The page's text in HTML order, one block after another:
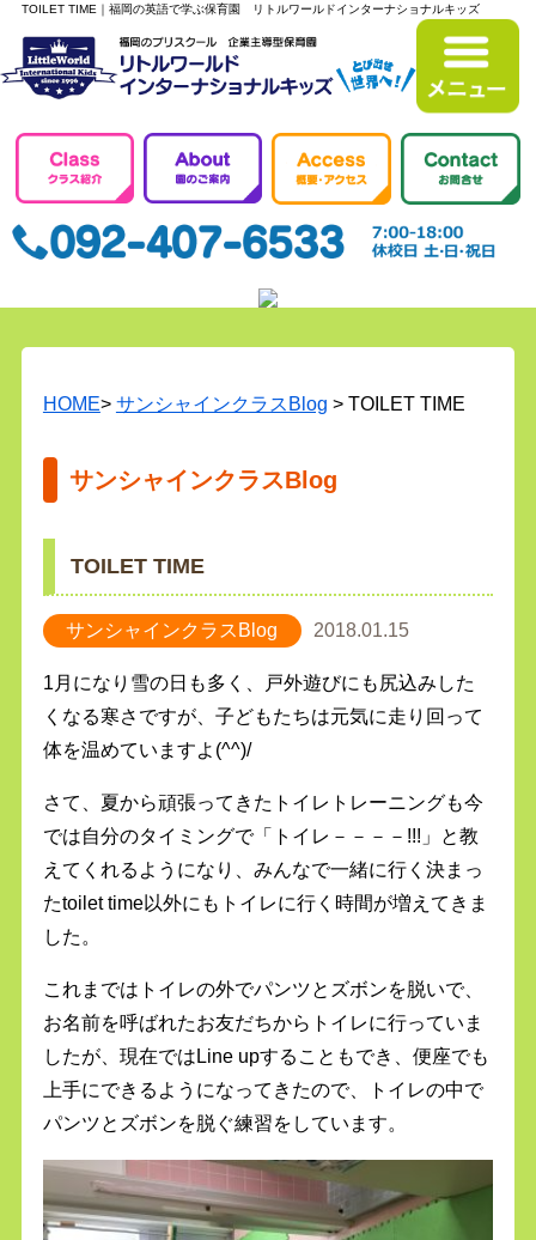
TOILET TIME｜福岡の英語で学ぶ保育園 リトルワールドインターナショナルキッズ
HOME> サンシャインクラスBlog > TOILET TIME
サンシャインクラスBlog
TOILET TIME
サンシャインクラスBlog 2018.01.15
1月になり雪の日も多く、戸外遊びにも尻込みした
くなる寒さですが、子どもたちは元気に走り回って
体を温めていますよ(^^)/
さて、夏から頑張ってきたトイレトレーニングも今
では自分のタイミングで「トイレ－－－－!!!」と教
えてくれるようになり、みんなで一緒に行く決まっ
たtoilet time以外にもトイレに行く時間が増えてきま
した。
これまではトイレの外でパンツとズボンを脱いで、
お名前を呼ばれたお友だちからトイレに行っていま
したが、現在ではLine upすることもでき、便座でも
上手にできるようになってきたので、トイレの中で
パンツとズボンを脱ぐ練習をしています。